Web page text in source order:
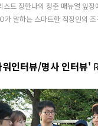
스트 장한나의 청춘 매뉴얼 앞장
가 말하는 스마트한 직장인의 조
인터뷰/명사 인터뷰'